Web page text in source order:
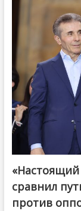
@ქართული
«Настоящий
сравнил
против